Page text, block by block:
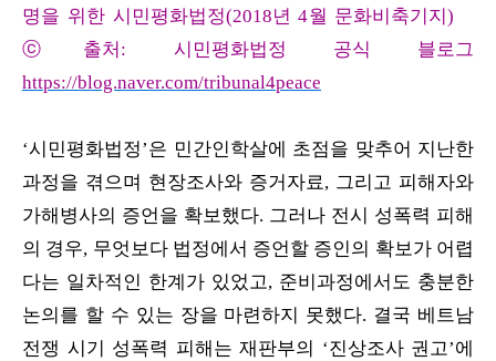
명을 위한 시민평화법정(2018년 4월 문화비축기지)
ⓒ출처: 시민평화법정 공식 블로그
https://blog.naver.com/tribunal4peace
‘시민평화법정’은 민간인학살에 초점을 맞추어 지난한
과정을 겪으며 현장조사와 증거자료, 그리고 피해자와
가해병사의 증언을 확보했다. 그러나 전시 성폭력 피해
의 경우, 무엇보다 법정에서 증언할 증인의 확보가 어렵
다는 일차적인 한계가 있었고, 준비과정에서도 충분한
논의를 할 수 있는 장을 마련하지 못했다. 결국 베트남
전쟁 시기 성폭력 피해는 재판부의 ‘진상조사 권고’에